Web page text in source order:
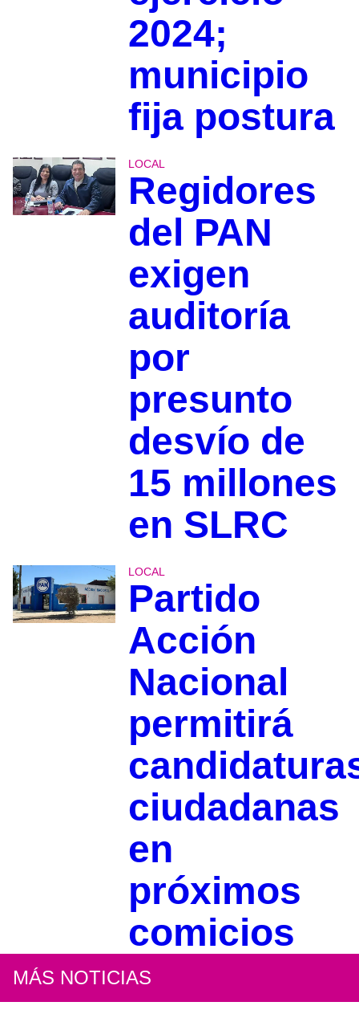
2024;
municipio
fija postura
LOCAL
Regidores
del PAN
exigen
auditoría
por
presunto
desvío de
15 millones
en SLRC
LOCAL
Partido
Acción
Nacional
permitirá
ciudadanas
en
próximos
comicios
MÁS NOTICIAS